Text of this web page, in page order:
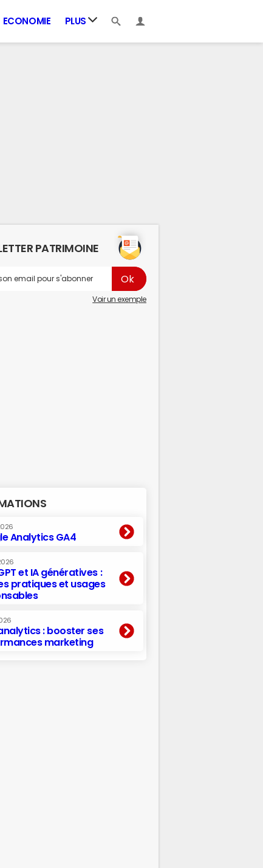
ECONOMIE PLUS
PATRIMOINE
Voir un exemple
Analytics GA4
et IA génératives :
pratiques et usages
: booster ses
marketing